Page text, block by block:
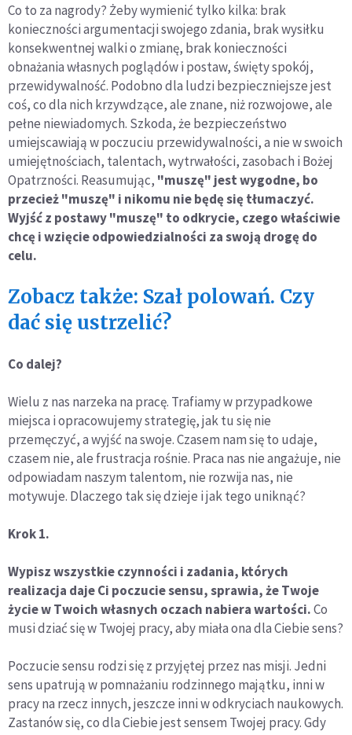
Co to za nagrody? Żeby wymienić tylko kilka: brak
konieczności argumentacji swojego zdania, brak wysiłku
konsekwentnej walki o zmianę, brak konieczności
obnażania własnych poglądów i postaw, święty spokój,
przewidywalność. Podobno dla ludzi bezpieczniejsze jest
coś, co dla nich krzywdzące, ale znane, niż rozwojowe, ale
pełne niewiadomych. Szkoda, że bezpieczeństwo
umiejscawiają w poczuciu przewidywalności, a nie w swoich
umiejętnościach, talentach, wytrwałości, zasobach i Bożej
Opatrzności. Reasumując, "muszę" jest wygodne, bo
przecież "muszę" i nikomu nie będę się tłumaczyć.
Wyjść z postawy "muszę" to odkrycie, czego właściwie
chcę i wzięcie odpowiedzialności za swoją drogę do
celu.
Zobacz także: Szał polowań. Czy
dać się ustrzelić?
Co dalej?
Wielu z nas narzeka na pracę. Trafiamy w przypadkowe
miejsca i opracowujemy strategię, jak tu się nie
przemęczyć, a wyjść na swoje. Czasem nam się to udaje,
czasem nie, ale frustracja rośnie. Praca nas nie angażuje, nie
odpowiadam naszym talentom, nie rozwija nas, nie
motywuje. Dlaczego tak się dzieje i jak tego uniknąć?
Krok 1.
Wypisz wszystkie czynności i zadania, których
realizacja daje Ci poczucie sensu, sprawia, że Twoje
życie w Twoich własnych oczach nabiera wartości.Co
musi dziać się w Twojej pracy, aby miała ona dla Ciebie sens?
Poczucie sensu rodzi się z przyjętej przez nas misji. Jedni
sens upatrują w pomnażaniu rodzinnego majątku, inni w
pracy na rzecz innych, jeszcze inni w odkryciach naukowych.
Zastanów się, co dla Ciebie jest sensem Twojej pracy. Gdy